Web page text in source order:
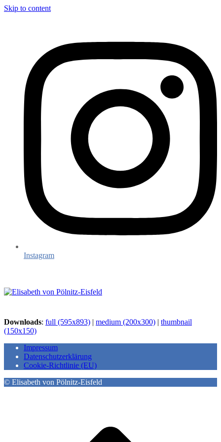
Skip to content
Instagram
Downloads: full (595x893) | medium (200x300) | thumbnail
(150x150)
Impressum
Datenschutzerklärung
Cookie-Richtlinie (EU)
© Elisabeth von Pölnitz-Eisfeld